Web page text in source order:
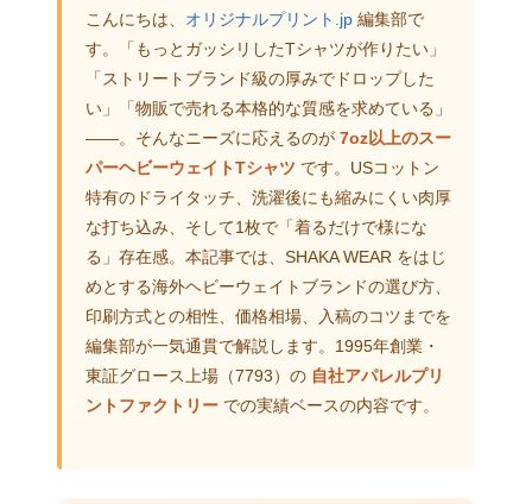
こんにちは、 オリジナルプリント.jp 編集部で
す。「もっとガッシリしたTシャツが作りたい」
「ストリートブランド級の厚みでドロップした
い」「物販で売れる本格的な質感を求めている」
――。そんなニーズに応えるのが 7oz以上のスー
パーヘビーウェイトTシャツ です。USコットン
特有のドライタッチ、洗濯後にも縮みにくい肉厚
な打ち込み、そして1枚で「着るだけで様にな
る」存在感。本記事では、SHAKA WEAR をはじ
めとする海外ヘビーウェイトブランドの選び方、
印刷方式との相性、価格相場、入稿のコツまでを
編集部が一気通貫で解説します。1995年創業・
東証グロース上場（7793）の 自社アパレルプリ
ントファクトリー での実績ベースの内容です。